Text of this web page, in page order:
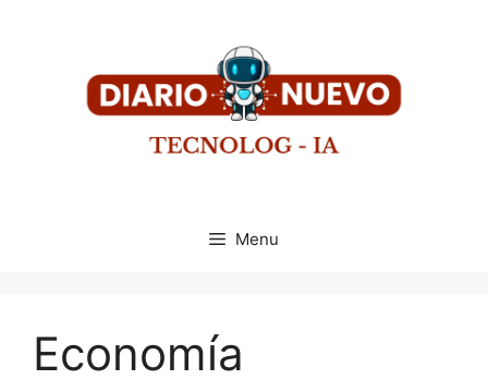
Menu
Economía